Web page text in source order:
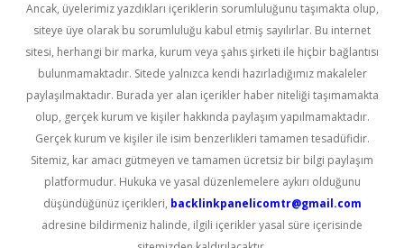
Ancak, üyelerimiz yazdıkları içeriklerin sorumluluğunu taşımakta olup,
siteye üye olarak bu sorumluluğu kabul etmiş sayılırlar. Bu internet
sitesi, herhangi bir marka, kurum veya şahıs şirketi ile hiçbir bağlantısı
bulunmamaktadır. Sitede yalnızca kendi hazırladığımız makaleler
paylaşılmaktadır. Burada yer alan içerikler haber niteliği taşımamakta
olup, gerçek kurum ve kişiler hakkında paylaşım yapılmamaktadır.
Gerçek kurum ve kişiler ile isim benzerlikleri tamamen tesadüfidir.
Sitemiz, kar amacı gütmeyen ve tamamen ücretsiz bir bilgi paylaşım
platformudur. Hukuka ve yasal düzenlemelere aykırı olduğunu
düşündüğünüz içerikleri, backlinkpanelicomtr@gmail.com
adresine bildirmeniz halinde, ilgili içerikler yasal süre içerisinde